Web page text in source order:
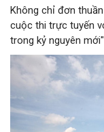
Không chỉ đơn
cuộc thi trực tuyến
trong kỷ nguyên
chiến lược trong
thành niềm tin,